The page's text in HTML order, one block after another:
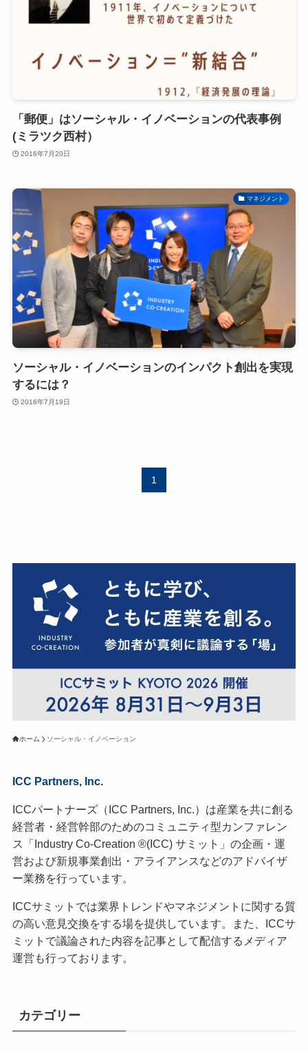
「郵便」はソーシャル・イノベーションの代表事例
(ミラツク西村）
2016年7月20日
マネジメント
ソーシャル・イノベーションのインパクト創出を実現
するには？
2016年7月19日
1
ホーム ソーシャル・イノベーション
ICC Partners, Inc.
ICCパートナーズ（ICC Partners, Inc.）は産業を共に創る
経営者・経営幹部のためのコミュニティ型カンファレン
ス「Industry Co-Creation ®(ICC) サミット」の企画・運
営および新規事業創出・アライアンスなどのアドバイザ
ー業務を行っています。
ICCサミットでは業界トレンドやマネジメントに関する質
の高い意見交換をする場を提供しています。また、ICCサ
ミットで議論された内容を記事として配信するメディア
運営も行っております。
カテゴリー